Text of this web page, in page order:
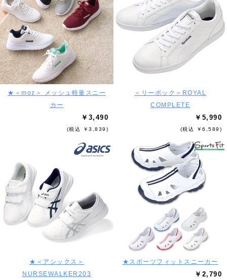
★＜moz＞ メッシュ軽量スニー
カー
￥3,490
(税込 ￥3,839)
＜リーボック＞ROYAL
COMPLETE
￥5,990
(税込 ￥6,589)
★＜アシックス＞
NURSEWALKER203
★スポーツフィットスニーカー
￥2,790